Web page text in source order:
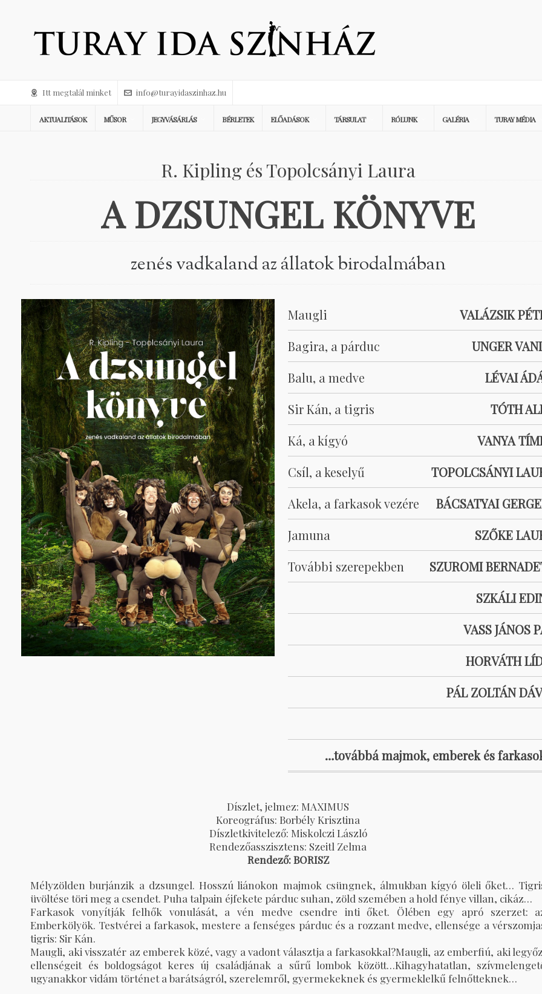
Itt megtalál minket info@turayidaszinhaz.hu
AKTUALITÁSOK MŰSOR JEGYVÁSÁRLÁS BÉRLETEK ELŐADÁSOK TÁRSULAT RÓLUNK GALÉRIA TURAY MÉDIA
R. Kipling és Topolcsányi Laura
A DZSUNGEL KÖNYVE
zenés vadkaland az állatok birodalmában
Maugli
VALÁZSIK
Bagira, a párduc
UNGER
Balu, a medve
LÉVAI
Sir Kán, a tigris
TÓTH
Ká, a kígyó
VANYA
Csíl, a keselyű
TOPOLCSÁNYI
Akela, a farkasok vezére
BÁCSATYAI
Jamuna
SZŐKE
További szerepekben
SZUROMI
SZKÁLI
VASS JÁNOS
HORVÁTH
PÁL ZOLTÁN
…továbbá majmok, emberek és
Díszlet, jelmez: MAXIMUS
Koreográfus: Borbély Krisztina
Díszletkivitelező: Miskolczi László
Rendezőasszisztens: Szeitl Zelma
Rendező: BORISZ
Mélyzölden burjánzik a dzsungel. Hosszú liánokon majmok csüngnek, álmukban kígyó öleli őket…
üvöltése töri meg a csendet. Puha talpain éjfekete párduc suhan, zöld szemében a hold fénye villan, cikáz…
Farkasok vonyítják felhők vonulását, a vén medve csendre inti őket. Ölében egy apró szerzet:
Emberkölyök. Testvérei a farkasok, mestere a fenséges párduc és a rozzant medve, ellensége a
tigris: Sir Kán.
Maugli, aki visszatér az emberek közé, vagy a vadont választja a farkasokkal?Maugli, az emberfiú, aki
ellenségeit és boldogságot keres új családjának a sűrű lombok között…Kihagyhatatlan,
ugyanakkor vidám történet a barátságról, szerelemről, gyermekeknek és gyermeklelkű felnőtteknek…